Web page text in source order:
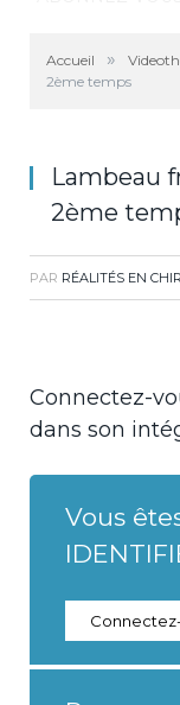
Accueil »
2ème temps
Lambeau
2ème
PAR RÉALITÉS EN
Connectez-
dans son
Vous